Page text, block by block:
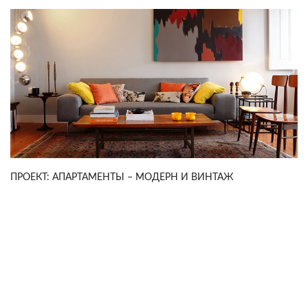
ПРОЕКТ: АПАРТАМЕНТЫ – МОДЕРН И ВИНТАЖ